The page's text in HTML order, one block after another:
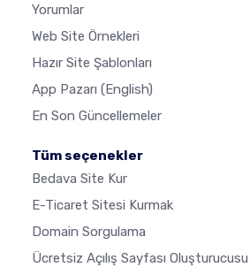
Yorumlar
Web Site Örnekleri
Hazır Site Şablonları
App Pazarı (English)
En Son Güncellemeler
Tüm seçenekler
Bedava Site Kur
E-Ticaret Sitesi Kurmak
Domain Sorgulama
Ücretsiz Açılış Sayfası Oluşturucusu